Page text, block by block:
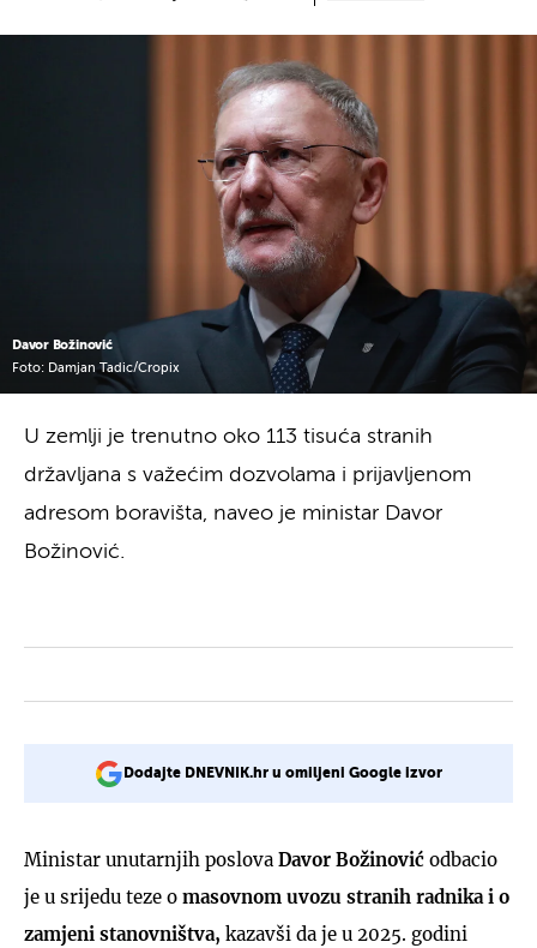
Davor Božinović
Foto: Damjan Tadic/Cropix
U zemlji je trenutno oko 113 tisuća stranih
državljana s važećim dozvolama i prijavljenom
adresom boravišta, naveo je ministar Davor
Božinović.
Dodajte DNEVNIK.hr u omiljeni Google izvor
Ministar unutarnjih poslova Davor Božinović odbacio
je u srijedu teze o masovnom uvozu stranih radnika i o
zamjeni stanovništva, kazavši da je u 2025. godini